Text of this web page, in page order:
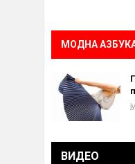
МОДНА
ВИДЕО